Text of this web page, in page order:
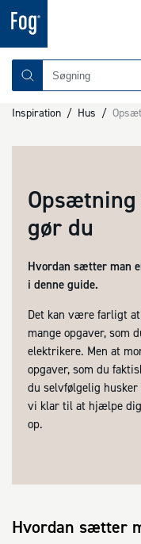
Inspiration / Hus /
Opsætning
gør du
Hvordan sætter man
i denne guide.
Det kan være farligt
mange opgaver, som
elektrikere. Men at
opgaver, som du
du selvfølgelig
vi klar til at hjælpe
op.
Hvordan sætter